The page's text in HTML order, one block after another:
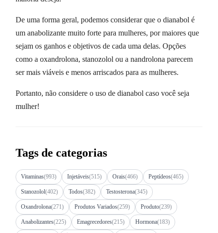
De uma forma geral, podemos considerar que o dianabol é
um anabolizante muito forte para mulheres, por maiores que
sejam os ganhos e objetivos de cada uma delas. Opções
como a oxandrolona, stanozolol ou a nandrolona parecem
ser mais viáveis e menos arriscados para as mulheres.
Portanto, não considere o uso de dianabol caso você seja
mulher!
Tags de categorias
Vitaminas(993) Injetáveis(515) Orais(466) Peptídeos(465)
Stanozolol(402) Todos(382) Testosterona(345)
Oxandrolona(271) Produtos Variados(259) Produto(239)
Anabolizantes(225) Emagrecedores(215) Hormona(183)